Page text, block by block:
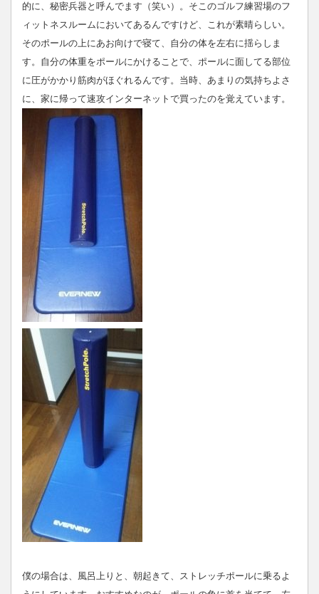
的に、秘密兵器と呼んでます（笑い）。そこのゴルフ練習場のフ
ィットネスルームにおいてあるんですけど、これが素晴らしい。
そのポールの上にあお向けで寝て、自分の体を左右に揺らしま
す。自分の体重をポールにかけることで、ポールに面してる部位
に圧がかかり筋肉がほぐれるんです。当時、あまりの気持ちよさ
に、家に帰って速攻インターネットで買ったのを覚えています。
僕の場合は、風呂上りと、朝起きて、ストレッチポールに乗るよ